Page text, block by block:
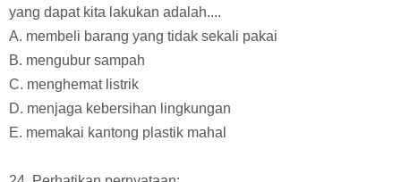
yang dapat kita lakukan adalah....
A. membeli barang yang tidak sekali pakai
B. mengubur sampah
C. menghemat listrik
D. menjaga kebersihan lingkungan
E. memakai kantong plastik mahal